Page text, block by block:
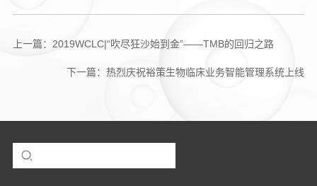
上一篇：2019WCLC|“吹尽狂沙始到金”——TMB的回归之路
下一篇：热烈庆祝裕策生物临床业务智能管理系统上线